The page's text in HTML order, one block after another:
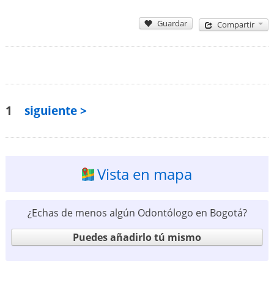
Guardar Compartir
1 siguiente >
Vista en mapa
¿Echas de menos algún Odontólogo en Bogotá?
Puedes añadirlo tú mismo